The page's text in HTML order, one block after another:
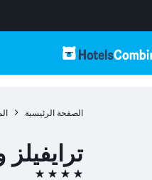
الصفحة الرئيسية
4 نجوم